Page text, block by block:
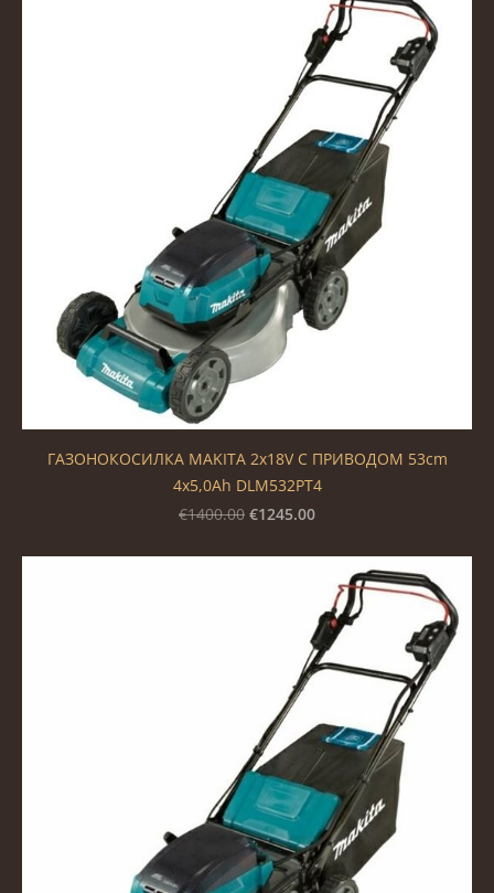
ГАЗОНОКОСИЛКА MAKITA 2x18V С ПРИВОДОМ 53cm
4x5,0Ah DLM532PT4
€1400.00 €1245.00